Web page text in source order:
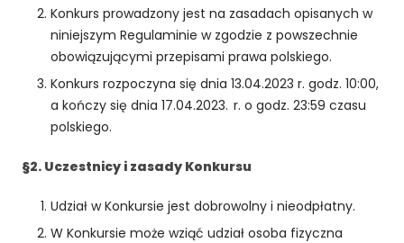
Konkurs prowadzony jest na zasadach opisanych w
niniejszym Regulaminie w zgodzie z powszechnie
obowiązującymi przepisami prawa polskiego.
Konkurs rozpoczyna się dnia 13.04.2023 r. godz. 10:00,
a kończy się dnia 17.04.2023. r. o godz. 23:59 czasu
polskiego.
§2. Uczestnicy i zasady Konkursu
Udział w Konkursie jest dobrowolny i nieodpłatny.
W Konkursie może wziąć udział osoba fizyczna